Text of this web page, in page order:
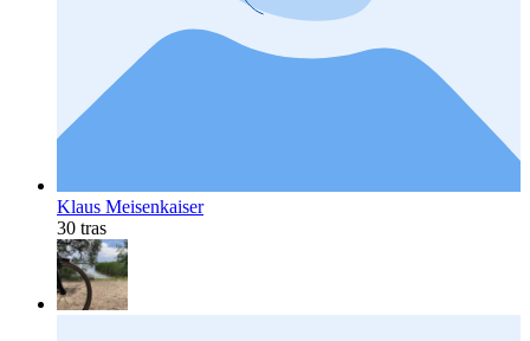
Klaus Meisenkaiser
30 tras